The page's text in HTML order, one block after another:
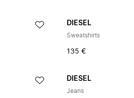
DIESEL
Sweatshirts
135 €
DIESEL
Jeans